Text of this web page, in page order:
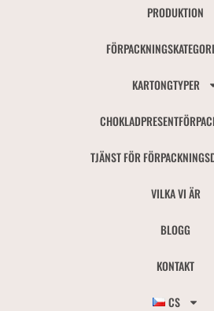
PRODUKTION
KARTONGTYPER
TJÄNST FÖR
VILKA VI ÄR
BLOGG
KONTAKT
CS